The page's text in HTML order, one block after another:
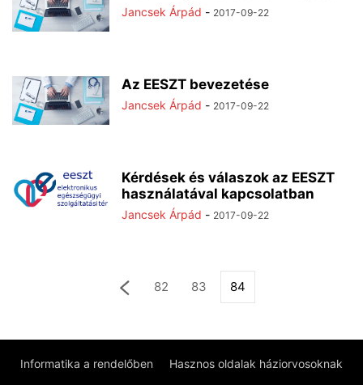
Jancsek Árpád - 2017-09-22
Az EESZT bevezetése
Jancsek Árpád - 2017-09-22
Kérdések és válaszok az EESZT
használatával kapcsolatban
Jancsek Árpád - 2017-09-22
82 83 84
Informatika a rendelőben Hasznos oldalak háziorvosoknak